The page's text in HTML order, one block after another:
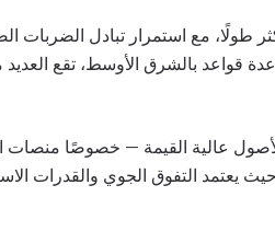
طولًا، مع استمرار تبادل الضربات
قواعد بالشرق الأوسط، تقع
عالية القيمة — خصوصًا منصات
يعتمد التفوق الجوي والقدرات